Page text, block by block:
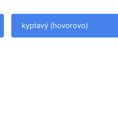
kyptavý (hovorovo)